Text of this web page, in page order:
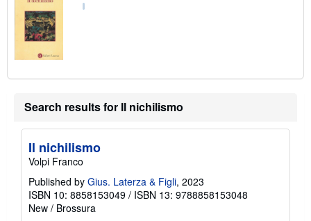
Search results for Il nichilismo
Il nichilismo
Volpi Franco
Published by Gius. Laterza & Figli, 2023
ISBN 10: 8858153049 / ISBN 13: 9788858153048
New / Brossura